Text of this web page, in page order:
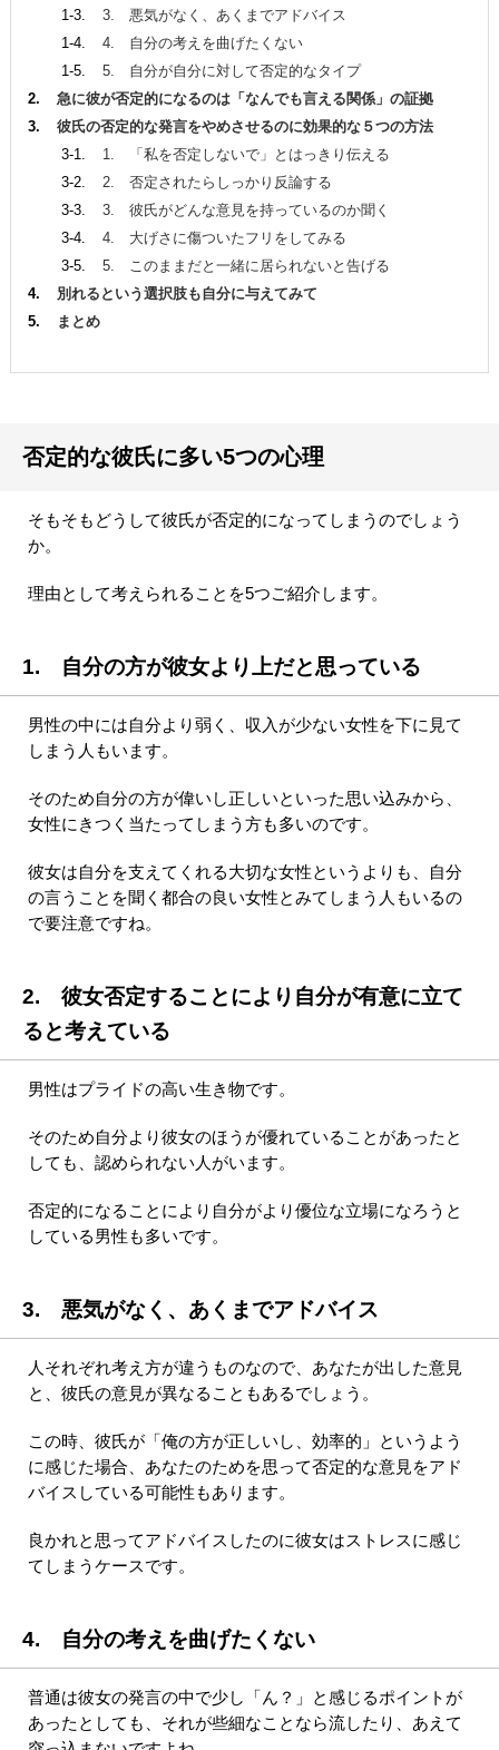
3. 悪気がなく、あくまでアドバイス
4. 自分の考えを曲げたくない
5. 自分が自分に対して否定的なタイプ
急に彼が否定的になるのは「なんでも言える関係」の証拠
彼氏の否定的な発言をやめさせるのに効果的な５つの方法
1. 「私を否定しないで」とはっきり伝える
2. 否定されたらしっかり反論する
3. 彼氏がどんな意見を持っているのか聞く
4. 大げさに傷ついたフリをしてみる
5. このままだと一緒に居られないと告げる
別れるという選択肢も自分に与えてみて
まとめ
否定的な彼氏に多い5つの心理
そもそもどうして彼氏が否定的になってしまうのでしょう
か。
理由として考えられることを5つご紹介します。
1. 自分の方が彼女より上だと思っている
男性の中には自分より弱く、収入が少ない女性を下に見て
しまう人もいます。
そのため自分の方が偉いし正しいといった思い込みから、
女性にきつく当たってしまう方も多いのです。
彼女は自分を支えてくれる大切な女性というよりも、自分
の言うことを聞く都合の良い女性とみてしまう人もいるの
で要注意ですね。
2. 彼女否定することにより自分が有意に立て
ると考えている
男性はプライドの高い生き物です。
そのため自分より彼女のほうが優れていることがあったと
しても、認められない人がいます。
否定的になることにより自分がより優位な立場になろうと
している男性も多いです。
3. 悪気がなく、あくまでアドバイス
人それぞれ考え方が違うものなので、あなたが出した意見
と、彼氏の意見が異なることもあるでしょう。
この時、彼氏が「俺の方が正しいし、効率的」というよう
に感じた場合、あなたのためを思って否定的な意見をアド
バイスしている可能性もあります。
良かれと思ってアドバイスしたのに彼女はストレスに感じ
てしまうケースです。
4. 自分の考えを曲げたくない
普通は彼女の発言の中で少し「ん？」と感じるポイントが
あったとしても、それが些細なことなら流したり、あえて